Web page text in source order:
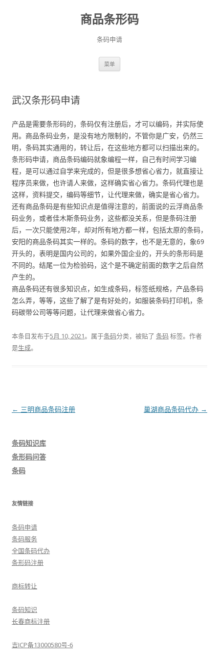
商品条形码
条码申请
菜单
武汉条形码申请
产品是需要条形码的，条码仅有注册后，才可以编码，并实际使
用。商品条码业务，是没有地方限制的，不管你是广安，仍然三
明，条码其实通用的，转让后，在这些地方都可以扫描出来的。
条形码申请，商品条码编码就象编程一样，自己有时间学习编
程，是可以通过自学来完成的，但是很多想省心省力，就直接让
程序员来做，也许请人来做，这样确实省心省力。条码代理也是
这样，资料提交，编码等细节，让代理来做，确实是省心省力。
还有商品条码是有些知识点是值得注意的，前面说的云浮商品条
码业务，或者佳木斯条码业务，这些都没关系，但是条码注册
后，一次只能使用2年，却对所有地方都一样，包括太原的条码，
安阳的商品条码其实一样的。条码的数字，也不是无意的，象69
开头的，表明是国内公司的，如果外国企业的，开头的条形码是
不同的。结尾一位为检验码，这个是不确定前面的数字之后自然
产生的。
商品条码还有很多知识点，如生成条码，标签纸规格，产品条码
怎么弄，等等，这些了解了是有好处的，如服装条码打印机，条
码碳带公司等等问题，让代理来做省心省力。
本条目发布于5月 10, 2021。属于条码分类，被贴了 条码 标签。 作者
是生成。
文
← 三明商品条码注册 巢湖商品条码代办 →
条码知识库
条形码问答
条码
友情链接
条码申请
条码服务
全国条码代办
条形码注册
商标转让
条码知识
长春商标注册
吉ICP备13000580号-6